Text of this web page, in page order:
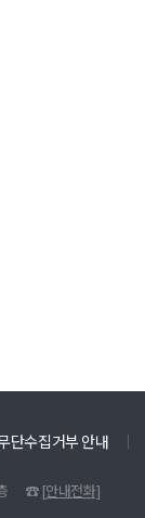
단수집거부 안내
☎ [안내전화]